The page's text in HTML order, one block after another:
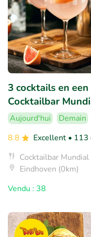
3 cocktails en
Cocktailbar
Aujourd'hui Demain
8.8
Excellent • 113
Cocktailbar Mundial
Eindhoven (0km)
Vendu : 38